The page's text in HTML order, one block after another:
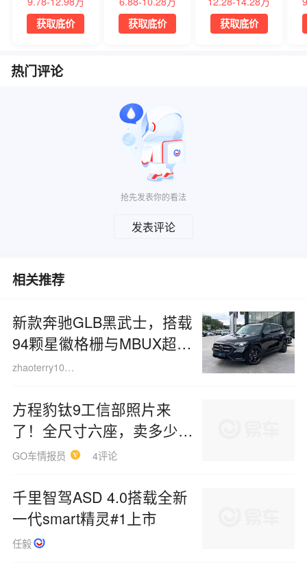
获取底价
获取底价
获取底价
热门评论
抢先发表你的看法
发表评论
相关推荐
新款奔驰GLB黑武士，搭载
94颗星徽格栅与MBUX超级
大屏！诠释豪华SUV的“暗
zhaoterry100519
方程豹钛9工信部照片来
了！全尺寸六座，卖多少钱
合适?
GO车情报员 4评论
千里智驾ASD 4.0搭载全新
一代smart精灵#1上市
任毅